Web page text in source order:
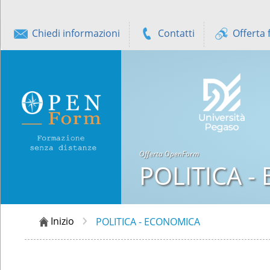
Chiedi informazioni Contatti Offerta
Offerta OpenForm
POLITICA -
Inizio POLITICA - ECONOMICA